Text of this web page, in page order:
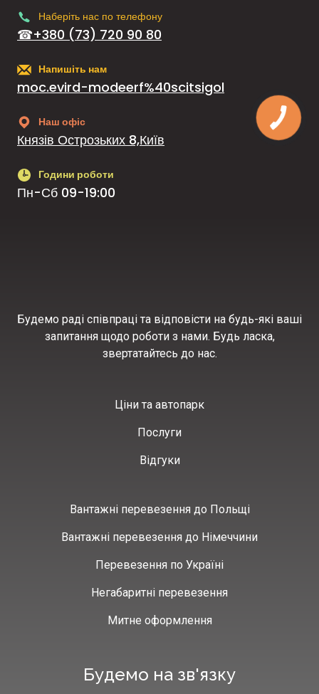
Наберіть нас по телефону
☎+380 (73) 720 90 80
Напишіть нам
moc.evird-modeerf%40scitsigol
Наш офіс
Князів Острозьких 8,Київ
Години роботи
Пн-Сб 09-19:00
Будемо раді співпраці та відповісти на будь-які ваші
запитання щодо роботи з нами. Будь ласка,
звертатайтесь до нас.
Ціни та автопарк
Послуги
Відгуки
Вантажні перевезення до Польщі
Вантажні перевезення до Німеччини
Перевезення по Україні
Негабаритні перевезення
Митне оформлення
Будемо на зв'язку